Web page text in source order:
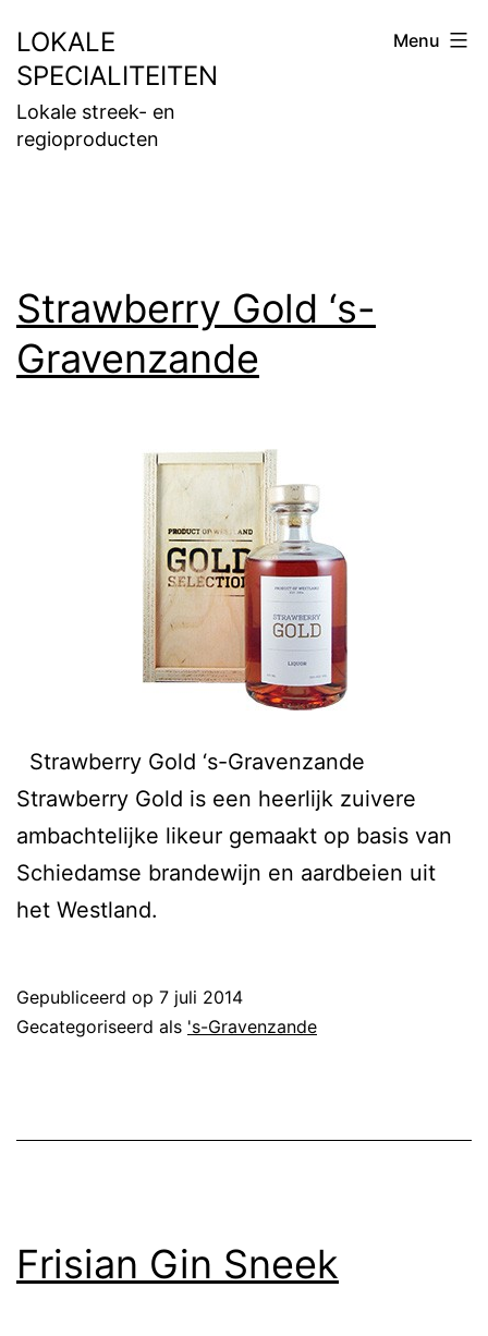
naar
de
inhoud
LOKALE
SPECIALITEITEN
Lokale streek- en
regioproducten
Menu
Strawberry Gold ‘s-
Gravenzande
Strawberry Gold ‘s-Gravenzande
Strawberry Gold is een heerlijk zuivere
ambachtelijke likeur gemaakt op basis van
Schiedamse brandewijn en aardbeien uit
het Westland.
Gepubliceerd op 7 juli 2014
Gecategoriseerd als 's-Gravenzande
Frisian Gin Sneek